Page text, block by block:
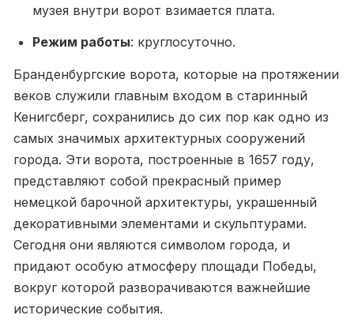
музея внутри ворот взимается плата.
Режим работы: круглосуточно.
Бранденбургские ворота, которые на протяжении
веков служили главным входом в старинный
Кенигсберг, сохранились до сих пор как одно из
самых значимых архитектурных сооружений
города. Эти ворота, построенные в 1657 году,
представляют собой прекрасный пример
немецкой барочной архитектуры, украшенный
декоративными элементами и скульптурами.
Сегодня они являются символом города, и
придают особую атмосферу площади Победы,
вокруг которой разворачиваются важнейшие
исторические события.